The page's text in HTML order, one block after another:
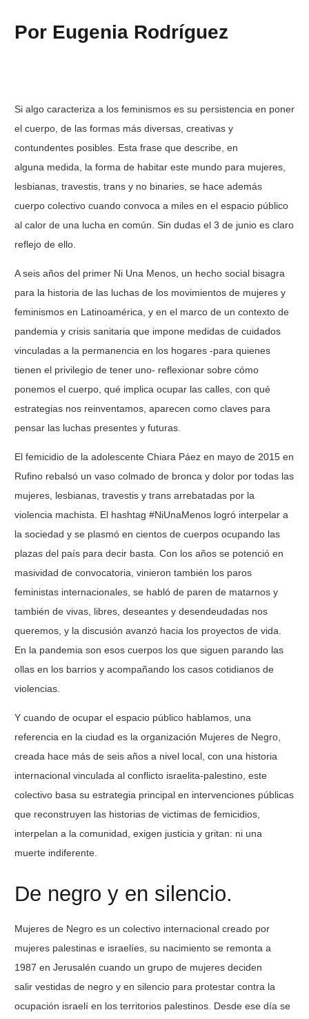
Por Eugenia Rodríguez
Si algo caracteriza a los feminismos es su persistencia en poner
el cuerpo, de las formas más diversas, creativas y
contundentes posibles. Esta frase que describe, en
alguna medida, la forma de habitar este mundo para mujeres,
lesbianas, travestis, trans y no binaries, se hace además
cuerpo colectivo cuando convoca a miles en el espacio público
al calor de una lucha en común. Sin dudas el 3 de junio es claro
reflejo de ello.
A seis años del primer Ni Una Menos, un hecho social bisagra
para la historia de las luchas de los movimientos de mujeres y
feminismos en Latinoamérica, y en el marco de un contexto de
pandemia y crisis sanitaria que impone medidas de cuidados
vinculadas a la permanencia en los hogares -para quienes
tienen el privilegio de tener uno- reflexionar sobre cómo
ponemos el cuerpo, qué implica ocupar las calles, con qué
estrategias nos reinventamos, aparecen como claves para
pensar las luchas presentes y futuras.
El femicidio de la adolescente Chiara Páez en mayo de 2015 en
Rufino rebalsó un vaso colmado de bronca y dolor por todas las
mujeres, lesbianas, travestis y trans arrebatadas por la
violencia machista. El hashtag #NiUnaMenos logró interpelar a
la sociedad y se plasmó en cientos de cuerpos ocupando las
plazas del país para decir basta. Con los años se potenció en
masividad de convocatoria, vinieron también los paros
feministas internacionales, se habló de paren de matarnos y
también de vivas, libres, deseantes y desendeudadas nos
queremos, y la discusión avanzó hacia los proyectos de vida.
En la pandemia son esos cuerpos los que siguen parando las
ollas en los barrios y acompañando los casos cotidianos de
violencias.
Y cuando de ocupar el espacio público hablamos, una
referencia en la ciudad es la organización Mujeres de Negro,
creada hace más de seis años a nivel local, con una historia
internacional vinculada al conflicto israelita-palestino, este
colectivo basa su estrategia principal en intervenciones públicas
que reconstruyen las historias de victimas de femicidios,
interpelan a la comunidad, exigen justicia y gritan: ni una
muerte indiferente.
De negro y en silencio.
Mujeres de Negro es un colectivo internacional creado por
mujeres palestinas e israelíes, su nacimiento se remonta a
1987 en Jerusalén cuando un grupo de mujeres deciden
salir vestidas de negro y en silencio para protestar contra la
ocupación israelí en los territorios palestinos. Desde ese día se